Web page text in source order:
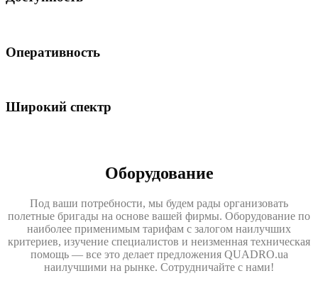
Оперативность
Широкий спектр
Оборудование
Под ваши потребности, мы будем рады организовать
полетные бригады на основе вашей фирмы. Оборудование по
наиболее применимым тарифам с залогом наилучших
критериев, изучение специалистов и неизменная техническая
помощь — все это делает предложения QUADRO.ua
наилучшими на рынке. Сотрудничайте с нами!